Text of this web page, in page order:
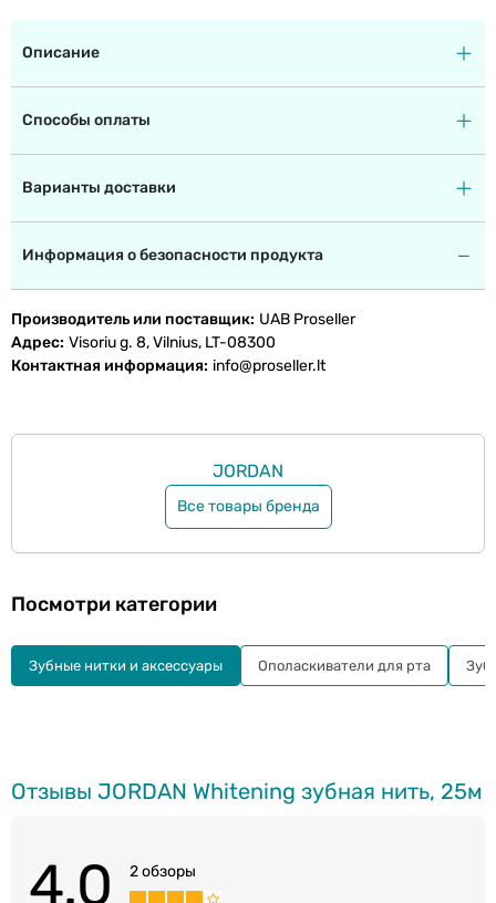
Описание
Способы оплаты
Варианты доставки
Информация о безопасности продукта
Производитель или поставщик UAB Proseller
Адрес Visoriu g. 8, Vilnius, LT-08300
Контактная информация info@proseller.lt
JORDAN
Все товары бренда
Отзывы JORDAN Whitening зубная нить, 25м
4.0 2 обзоры
Посмотри категории
Зубные нитки и аксессуары Ополаскиватели для рта